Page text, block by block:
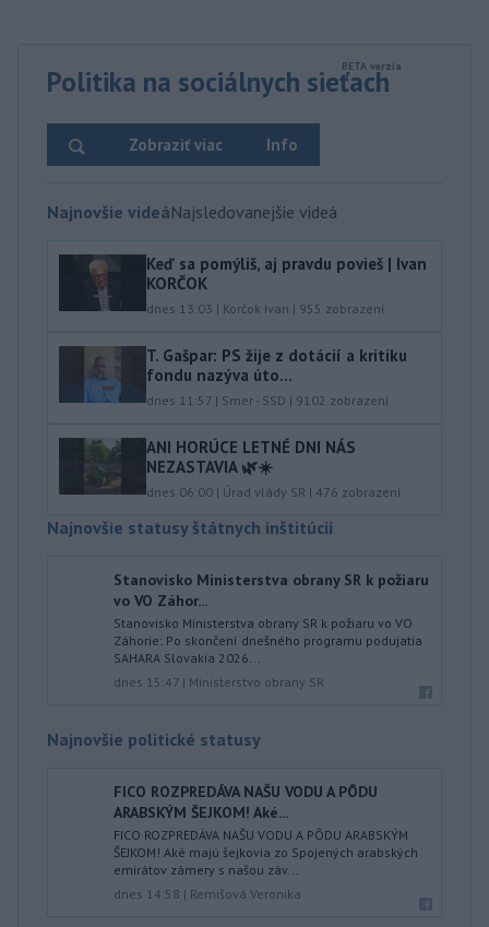
Politika na sociálnych sieťach
Info
Zobraziť viac
Najnovšie videáNajsledovanejšie videá
Keď sa pomýliš, aj pravdu povieš | Ivan
KORČOK
dnes 13:03 | Korčok Ivan | 955 zobrazení
T. Gašpar: PS žije z dotácií a kritiku
fondu nazýva úto...
dnes 11:57 | Smer - SSD | 9102 zobrazení
ANI HORÚCE LETNÉ DNI NÁS
NEZASTAVIA 🌿☀️
dnes 06:00 | Úrad vlády SR | 476 zobrazení
Najnovšie statusy štátnych inštitúcií
Stanovisko Ministerstva obrany SR k požiaru
vo VO Záhor...
Stanovisko Ministerstva obrany SR k požiaru vo VO
Záhorie: Po skončení dnešného programu podujatia
SAHARA Slovakia 2026...
dnes 15:47 | Ministerstvo obrany SR
Najnovšie politické statusy
FICO ROZPREDÁVA NAŠU VODU A PÔDU
ARABSKÝM ŠEJKOM! Aké...
FICO ROZPREDÁVA NAŠU VODU A PÔDU ARABSKÝM
ŠEJKOM! Aké majú šejkovia zo Spojených arabských
emirátov zámery s našou záv...
dnes 14:58 | Remišová Veronika